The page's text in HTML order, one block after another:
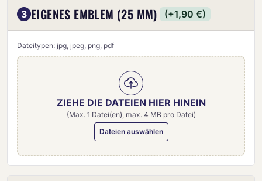
3 EIGENES EMBLEM (25 MM) (+1,90 €)
Dateitypen: jpg, jpeg, png, pdf
ZIEHE DIE DATEIEN HIER HINEIN
(Max. 1 Datei(en), max. 4 MB pro Datei)
Dateien auswählen